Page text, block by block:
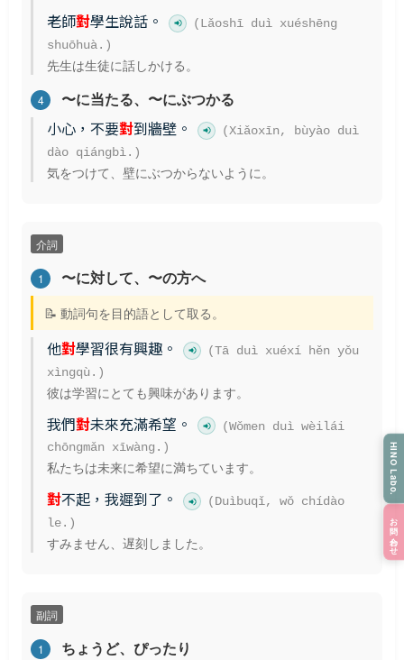
老師對學生說話。
(Lǎoshī duì xuéshēng
shuōhuà.)
先生は生徒に話しかける。
4 〜に当たる、〜にぶつかる
小心，不要對到牆壁。
(Xiǎoxīn, bùyào duì
dào qiángbì.)
気をつけて、壁にぶつからないように。
介詞
1 〜に対して、〜の方へ
📝 動詞句を目的語として取る。
他對學習很有興趣。
(Tā duì xuéxí hěn yǒu
xìngqù.)
彼は学習にとても興味があります。
我們對未來充滿希望。
(Wǒmen duì wèilái
chōngmǎn xīwàng.)
私たちは未来に希望に満ちています。
對不起，我遲到了。
(Duìbuqǐ, wǒ chídào
le.)
すみません、遅刻しました。
副詞
1 ちょうど、ぴったり
HINO Labo.
お問い合わせ